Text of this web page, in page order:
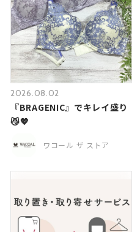
2026.08.02
『BRAGENIC』でキレイ盛り
😼💖
ワコール ザ ストア